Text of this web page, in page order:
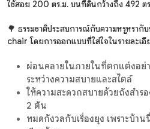
ใช้สอย 200 ตร.ม. บนที่ดินกว้างถึง 492 ต
🌳 ธรรมชาติประสบการณ์กับความหรูหรา
chair โดยการออกแบบที่ใส่ใจในรายละเอี
ผ่อนคลายในภายในที่ตกแต่งอย่า
ระหว่างความสบายและสไตล์
ให้ความสะดวกสบายด้วยถังสำร
2 ตัน
หมดกังวลกับเรื่องยุง เพราะบ้า